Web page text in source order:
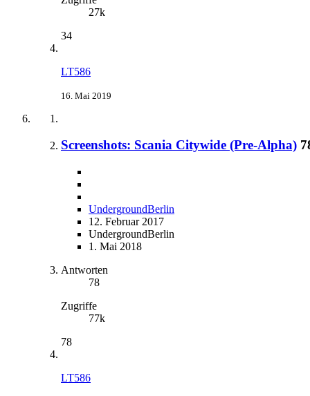
27k
34
LT586
16. Mai 2019
Screenshots: Scania Citywide (Pre-Alpha)
UndergroundBerlin
12. Februar 2017
UndergroundBerlin
1. Mai 2018
Antworten
78
Zugriffe
77k
78
LT586